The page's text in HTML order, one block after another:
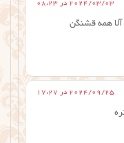
2024/03/03 در 08:23
آلا همه قشنگن
2024/09/25 در 17:27